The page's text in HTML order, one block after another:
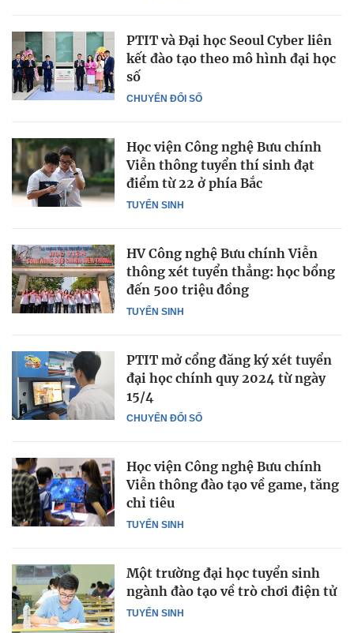
CHUYỂN ĐỔI SỐ
PTIT và Đại học Seoul Cyber liên
kết đào tạo theo mô hình đại học
số
TUYỂN SINH
Học viện Công nghệ Bưu chính
Viễn thông tuyển thí sinh đạt
điểm từ 22 ở phía Bắc
TUYỂN SINH
HV Công nghệ Bưu chính Viễn
thông xét tuyển thẳng: học bổng
đến 500 triệu đồng
CHUYỂN ĐỔI SỐ
PTIT mở cổng đăng ký xét tuyển
đại học chính quy 2024 từ ngày
15/4
TUYỂN SINH
Học viện Công nghệ Bưu chính
Viễn thông đào tạo về game, tăng
chỉ tiêu
TUYỂN SINH
Một trường đại học tuyển sinh
ngành đào tạo về trò chơi điện tử